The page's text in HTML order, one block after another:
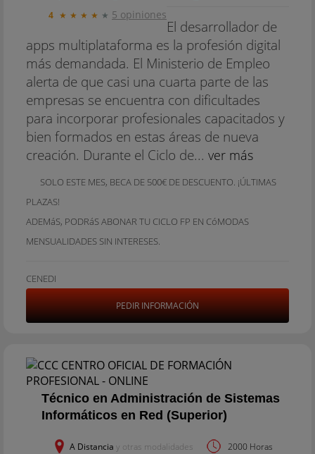
4 ★ ★ ★ ★ ★ 5 opiniones
El desarrollador de
apps multiplataforma es la profesión digital
más demandada. El Ministerio de Empleo
alerta de que casi una cuarta parte de las
empresas se encuentra con dificultades
para incorporar profesionales capacitados y
bien formados en estas áreas de nueva
creación. Durante el Ciclo de... ver más
SOLO ESTE MES, BECA DE 500€ DE DESCUENTO. ¡ÚLTIMAS
PLAZAS!
ADEMáS, PODRáS ABONAR TU CICLO FP EN CóMODAS
MENSUALIDADES SIN INTERESES.
CENEDI
PEDIR INFORMACIÓN
Técnico en Administración de Sistemas
Informáticos en Red (Superior)
A Distancia y otras modalidades
2000 Horas